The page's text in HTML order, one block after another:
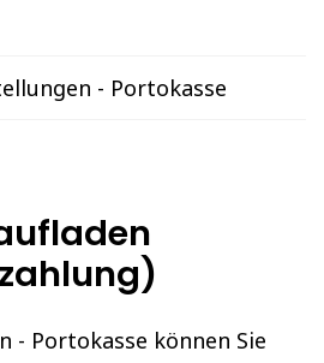
- Portokasse
- Portokasse können Sie